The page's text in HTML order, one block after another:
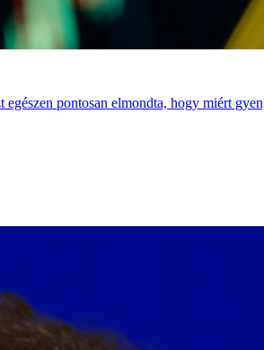
pontosan elmondta, hogy miért